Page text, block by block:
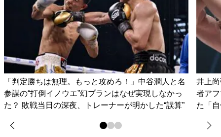
「判定勝ちは無理。もっと攻めろ！」中谷潤人と名
参謀の“打倒イノウエ”幻プランはなぜ実現しなかっ
た？ 敗戦当日の深夜、トレーナーが明かした“誤算”
井上
者ア
た「